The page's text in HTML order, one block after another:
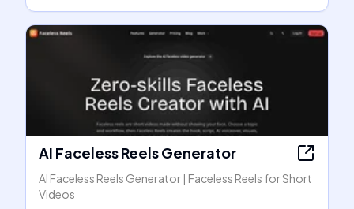
AI Faceless Reels Generator
AI Faceless Reels Generator | Faceless Reels for Short
Videos